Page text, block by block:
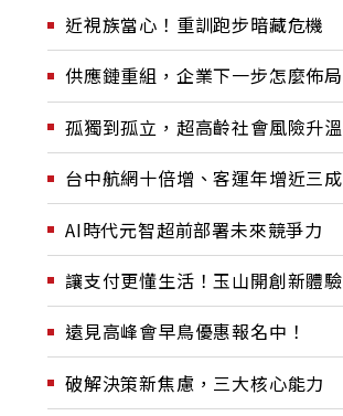
近視族當心！重訓跑步暗藏危機
供應鏈重組，企業下一步怎麼佈局
孤獨到孤立，超高齡社會風險升溫
台中航網十倍增、客運年增近三成
AI時代元智超前部署未來競爭力
讓支付更懂生活！玉山開創新體驗
遠見高峰會早鳥優惠報名中！
破解決策新焦慮，三大核心能力